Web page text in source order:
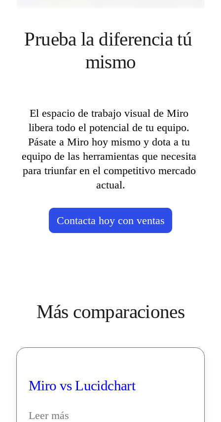
Prueba la diferencia tú
mismo
El espacio de trabajo visual de Miro
libera todo el potencial de tu equipo.
Pásate a Miro hoy mismo y dota a tu
equipo de las herramientas que necesita
para triunfar en el competitivo mercado
actual.
Contacta hoy con ventas
Más comparaciones
Miro vs Lucidchart
Leer más